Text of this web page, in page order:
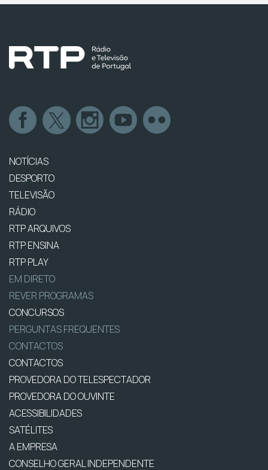
NOTÍCIAS
DESPORTO
TELEVISÃO
RÁDIO
RTP ARQUIVOS
RTP ENSINA
RTP PLAY
EM DIRETO
REVER PROGRAMAS
CONCURSOS
PERGUNTAS FREQUENTES
CONTACTOS
CONTACTOS
PROVEDORA DO TELESPECTADOR
PROVEDORA DO OUVINTE
ACESSIBILIDADES
SATÉLITES
A EMPRESA
CONSELHO GERAL INDEPENDENTE